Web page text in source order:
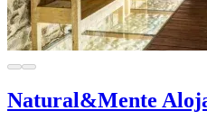
Natural&Mente